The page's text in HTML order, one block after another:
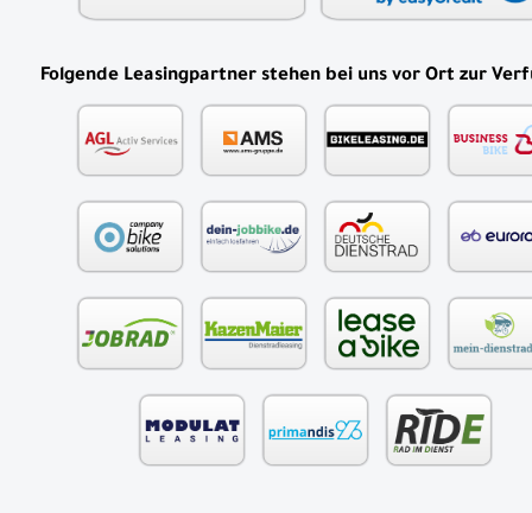
Folgende Leasingpartner stehen bei uns vor Ort zur